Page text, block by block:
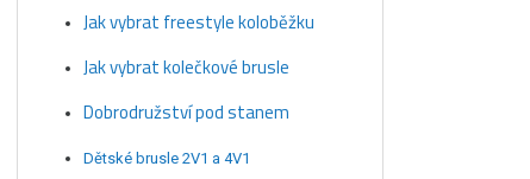
Jak vybrat freestyle koloběžku
Jak vybrat kolečkové brusle
Dobrodružství pod stanem
Dětské brusle 2V1 a 4V1